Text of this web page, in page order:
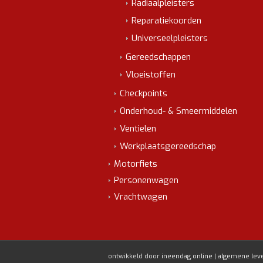
Radiaalpleisters
Reparatiekoorden
Universeelpleisters
Gereedschappen
Vloeistoffen
Checkpoints
Onderhoud- & Smeermiddelen
Ventielen
Werkplaatsgereedschap
Motorfiets
Personenwagen
Vrachtwagen
ontwikkeld door ineendag.online |algemene